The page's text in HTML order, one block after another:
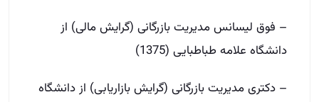
– فوق لیسانس مدیریت بازرگانی (گرایش مالی) از
دانشگاه علامه طباطبایی (1375)
– دکتری مدیریت بازرگانی (گرایش بازاریابی) از دانشگاه